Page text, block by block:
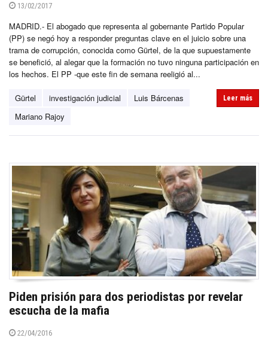
13/02/2017
MADRID.- El abogado que representa al gobernante Partido Popular
(PP) se negó hoy a responder preguntas clave en el juicio sobre una
trama de corrupción, conocida como Gürtel, de la que supuestamente
se benefició, al alegar que la formación no tuvo ninguna participación en
los hechos. El PP -que este fin de semana reeligió al...
Gürtel investigación judicial
Luis Bárcenas
Mariano Rajoy
Leer más
Piden prisión para dos periodistas por revelar
escucha de la mafia
22/04/2016